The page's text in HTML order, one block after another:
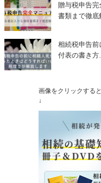
贈与税申告
書類まで徹底
相続税申告前
付表の書き方...
画像をクリックする
↓